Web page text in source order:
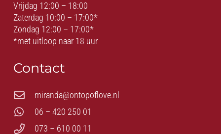
Vrijdag 12:00 – 18:00
Zaterdag 10:00 – 17:00*
Zondag 12:00 – 17:00*
*met uitloop naar 18 uur
Contact
miranda@ontopoflove.nl
06 – 420 250 01
073 – 610 00 11